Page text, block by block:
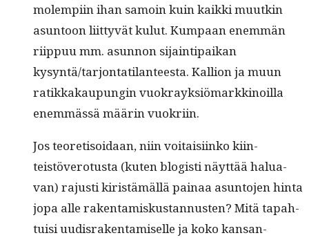
molem­pi­in ihan samoin kuin kaik­ki muutkin
asun­toon liit­tyvät kulut. Kumpaan enem­män
riip­puu mm. asun­non sijain­tipaikan
kysyntä/tarjontatilanteesta. Kallion ja muun
ratikkakaupun­gin vuokrayk­siö­markki­noil­la
enem­mässä määrin vuokriin.
Jos teo­reti­soidaan, niin voitaisi­inko kiin­
teistövero­tus­ta (kuten blo­gisti näyt­tää halu­a­
van) rajusti kiristämäl­lä painaa asun­to­jen hin­ta
jopa alle rak­en­tamiskus­tan­nusten? Mitä tapah­
tu­isi uud­is­rak­en­tamiselle ja koko kansan­